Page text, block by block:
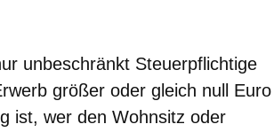
unbeschränkt Steuerpflichtige
größer oder gleich null Euro
ist, wer den Wohnsitz oder